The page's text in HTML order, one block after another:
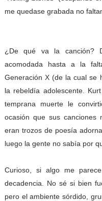
me quedase grabada no
¿De qué va la canción?
acomodada hasta a la
Generación X (de la cual se
la rebeldía adolescente.
temprana muerte le
ocasión que sus canciones
eran trozos de poesía
luego la gente no sabía por
Curioso, si algo me
decadencia. No sé si bien
pero el ambiente sórdido,